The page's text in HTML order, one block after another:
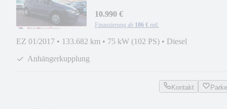
10.990 €
Finanzierung ab 106 € mtl.
EZ 01/2017 • 133.682 km • 75 kW (102 PS) • Diesel
Anhängerkupplung
Kontakt